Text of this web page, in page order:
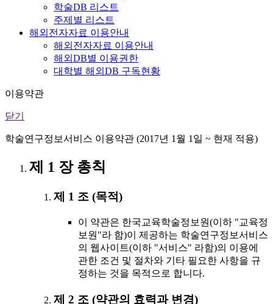
학술DB 리스트
주제별 리스트
해외전자자료 이용안내
해외전자자료 이용안내
해외DB별 이용권한
대학별 해외DB 구독현황
이용약관
닫기
학술연구정보서비스 이용약관 (2017년 1월 1일 ~ 현재 적용)
제 1 장 총칙
제 1 조 (목적)
이 약관은 한국교육학술정보원(이하 "교육정
보원"라 함)이 제공하는 학술연구정보서비스
의 웹사이트(이하 "서비스" 라함)의 이용에
관한 조건 및 절차와 기타 필요한 사항을 규
정하는 것을 목적으로 합니다.
제 2 조 (약관의 효력과 변경)